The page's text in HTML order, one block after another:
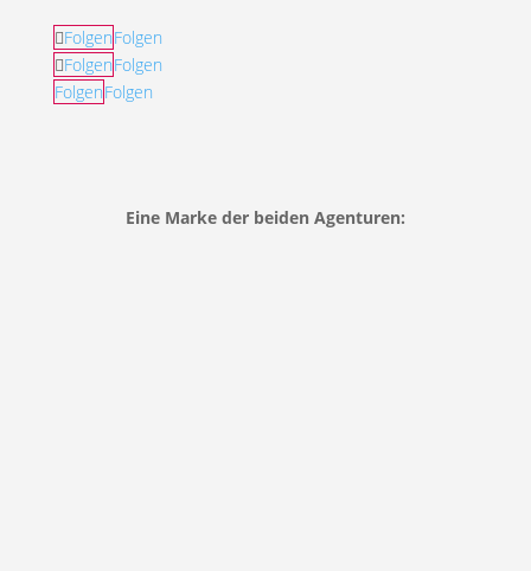
FolgenFolgen
FolgenFolgen
FolgenFolgen
Eine Marke der beiden Agenturen: